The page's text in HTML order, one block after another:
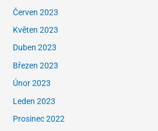
Červen 2023
Květen 2023
Duben 2023
Březen 2023
Únor 2023
Leden 2023
Prosinec 2022